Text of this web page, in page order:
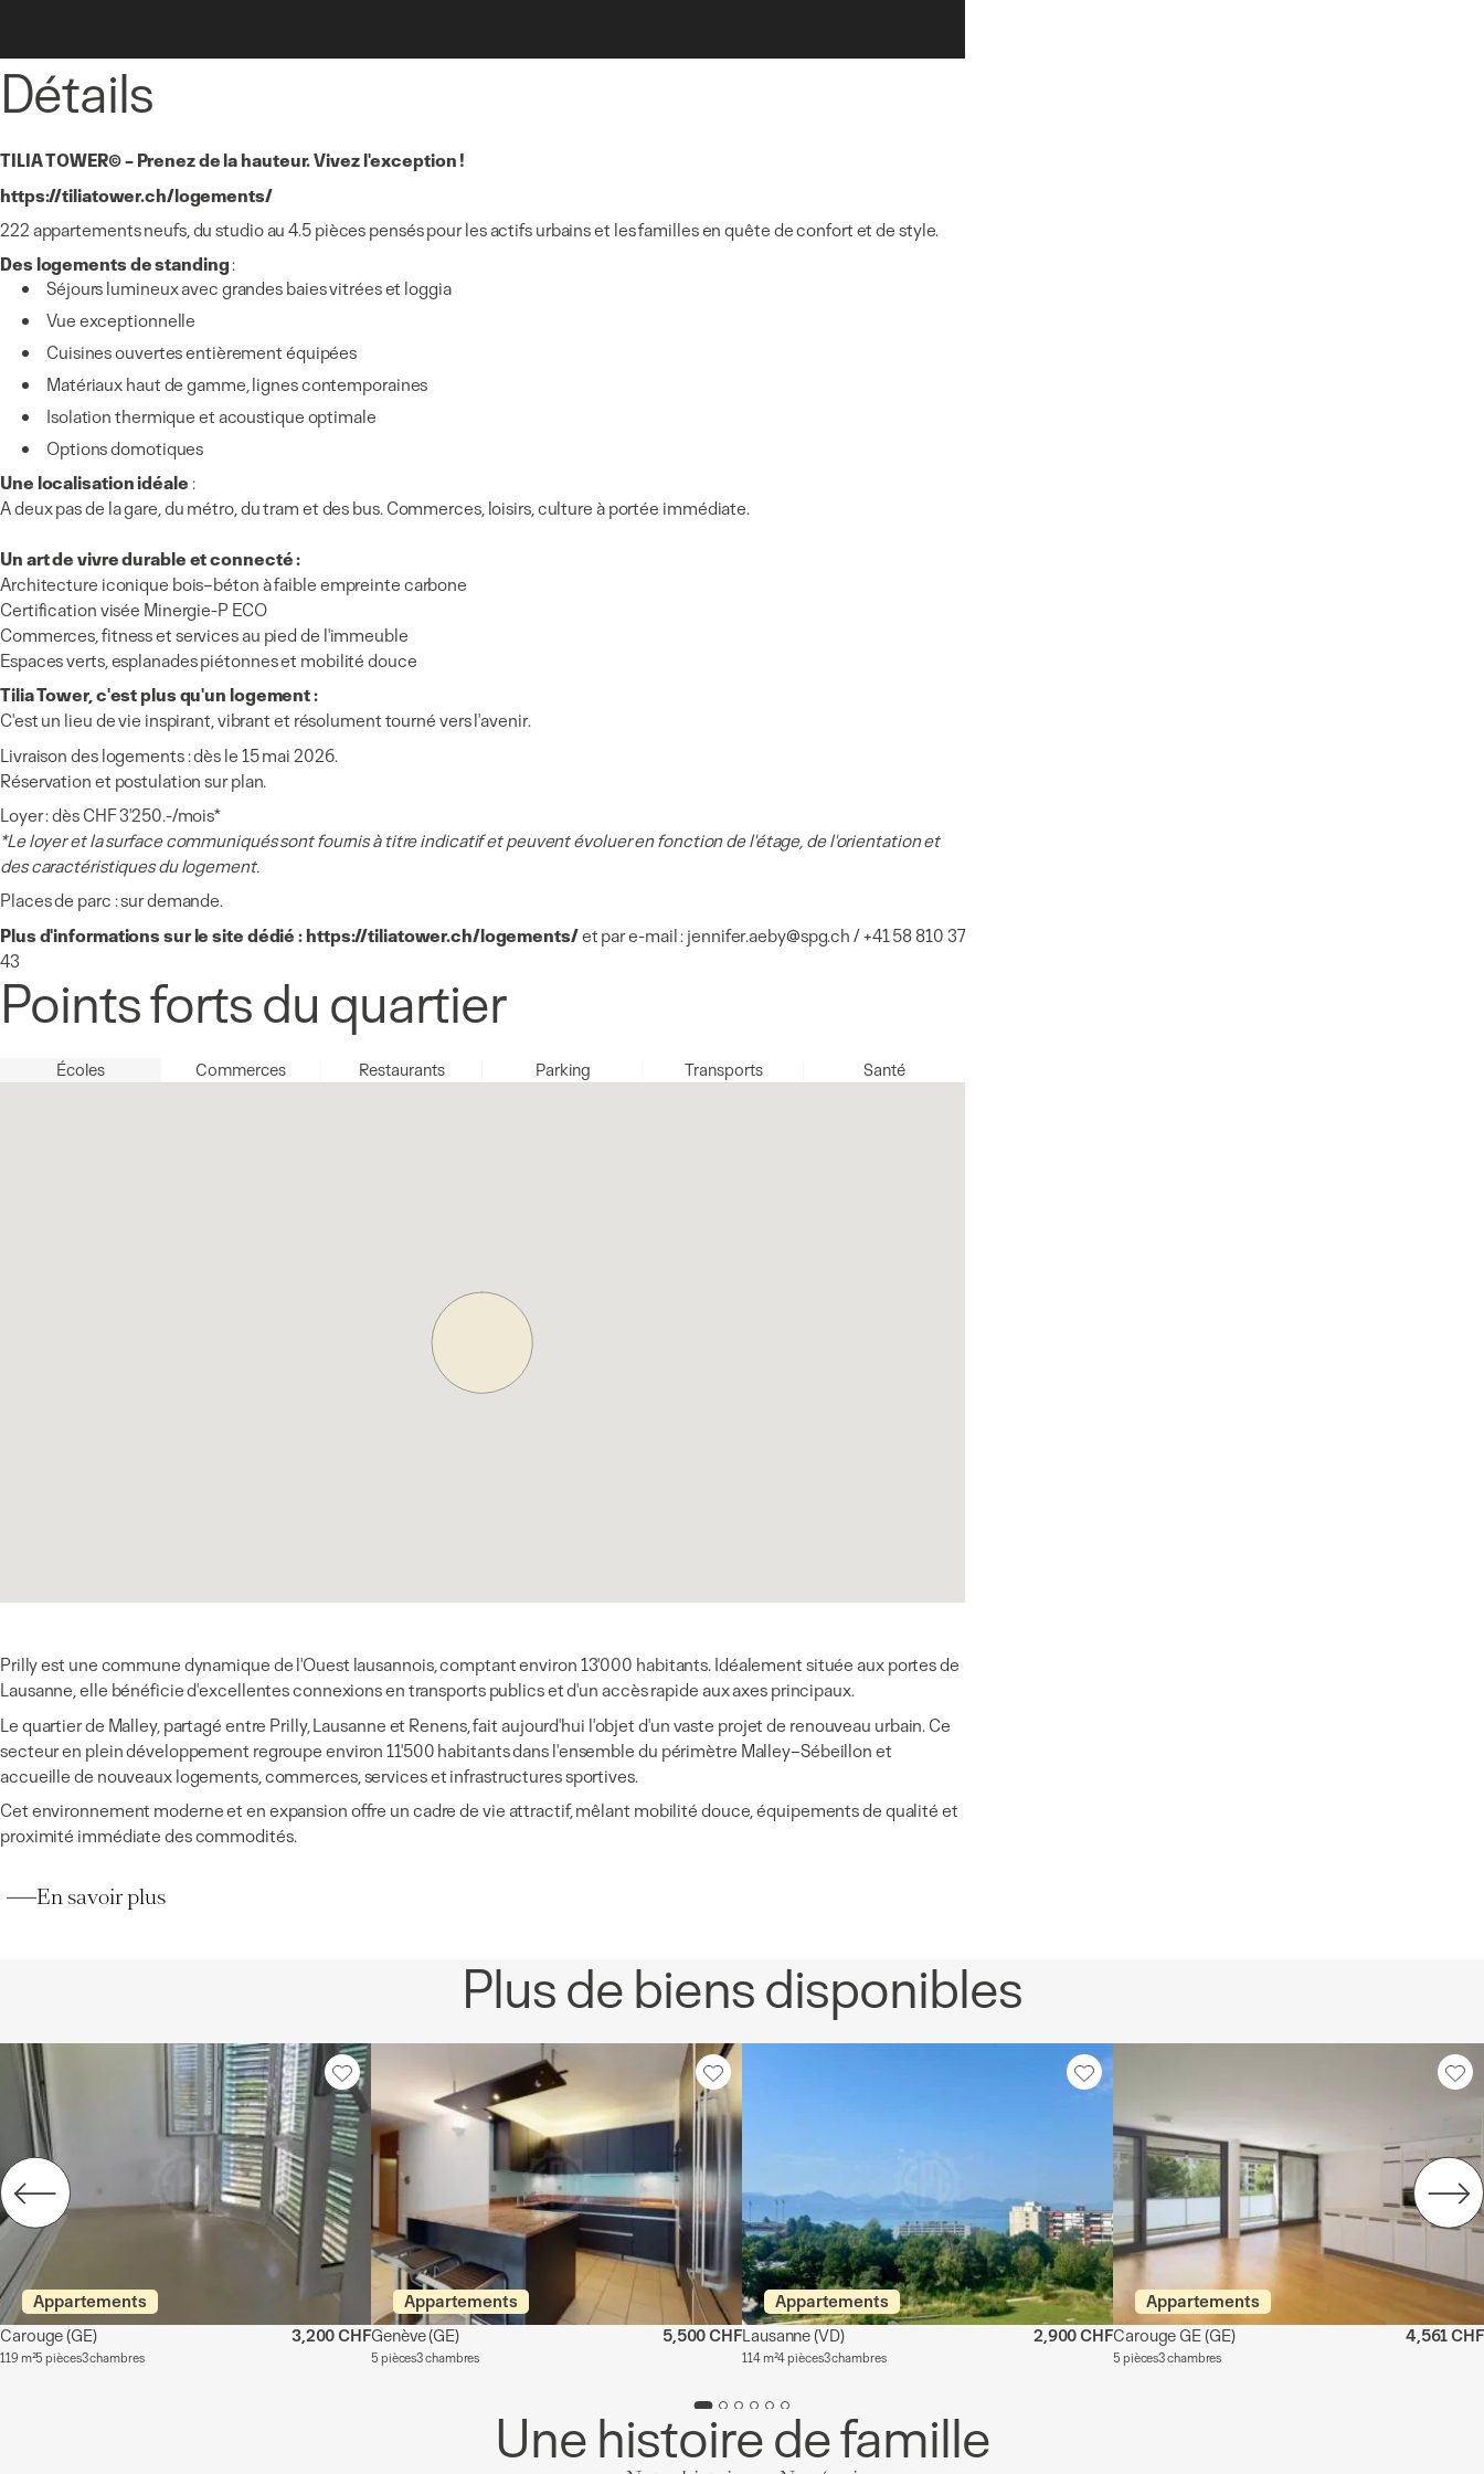
Détails
TILIA TOWER© – Prenez de la hauteur. Vivez l'exception !
https://tiliatower.ch/logements/
222 appartements neufs, du studio au 4.5 pièces pensés pour les actifs urbains et les familles en quête de confort et de style.
Des logements de standing:
Séjours lumineux avec grandes baies vitrées et loggia
Vue exceptionnelle
Cuisines ouvertes entièrement équipées
Matériaux haut de gamme, lignes contemporaines
Isolation thermique et acoustique optimale
Options domotiques
Une localisation idéale :
A deux pas de la gare, du métro, du tram et des bus. Commerces, loisirs, culture à portée immédiate.
Un art de vivre durable et connecté :
Architecture iconique bois–béton à faible empreinte carbone
Certification visée Minergie-P ECO
Commerces, fitness et services au pied de l'immeuble
Espaces verts, esplanades piétonnes et mobilité douce
Tilia Tower, c'est plus qu'un logement :
C'est un lieu de vie inspirant, vibrant et résolument tourné vers l'avenir.
Livraison des logements : dès le 15 mai 2026.
Réservation et postulation sur plan.
Loyer : dès CHF 3'250.-/mois*
*Le loyer et la surface communiqués sont fournis à titre indicatif et peuvent évoluer en fonction de l'étage, de l'orientation et
des caractéristiques du logement.
Places de parc : sur demande.
Plus d'informations sur le site dédié : https://tiliatower.ch/logements/et par e-mail : jennifer.aeby@spg.ch / +41 58 810 37
43
Points forts du quartier
Écoles Commerces Restaurants Parking Transports Santé
Prilly est une commune dynamique de l'Ouest lausannois, comptant environ 13'000 habitants. Idéalement située aux portes de
Lausanne, elle bénéficie d'excellentes connexions en transports publics et d'un accès rapide aux axes principaux.
Le quartier de Malley, partagé entre Prilly, Lausanne et Renens, fait aujourd'hui l'objet d'un vaste projet de renouveau urbain. Ce
secteur en plein développement regroupe environ 11'500 habitants dans l'ensemble du périmètre Malley–Sébeillon et
accueille de nouveaux logements, commerces, services et infrastructures sportives.
Cet environnement moderne et en expansion offre un cadre de vie attractif, mêlant mobilité douce, équipements de qualité et
proximité immédiate des commodités.
En savoir plus
Plus de biens disponibles
Appartements
Carouge(GE)
119 m²5 pièces3 chambres
3,200 CHF
Appartements
Genève(GE)
5 pièces3 chambres
5,500 CHF
Appartements
Lausanne(VD)
114 m²4 pièces3 chambres
2,900 CHF
Appartements
Carouge GE(GE)
5 pièces3 chambres
4,561 CHF
Une histoire de famille